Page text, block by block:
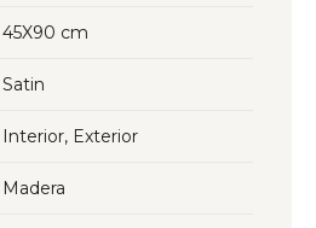
45X90 cm
Satin
Interior, Exterior
Madera